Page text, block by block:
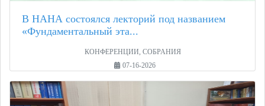
В НАНА состоялся лекторий под названием
«Фундаментальный эта...
КОНФЕРЕНЦИИ, СОБРАНИЯ
07-16-2026